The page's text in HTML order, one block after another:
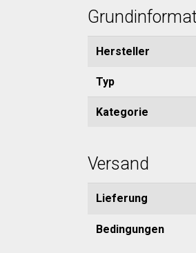
Hersteller
Typ
Kategorie
Versand
Lieferung
Bedingungen